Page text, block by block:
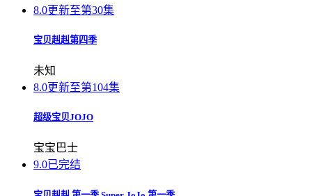
8.0更新至第30集
宝贝赳赳第四季
未知
8.0更新至第104集
超级宝贝JOJO
宝宝巴士
9.0已完结